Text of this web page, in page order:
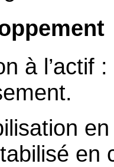
à l’actif
en